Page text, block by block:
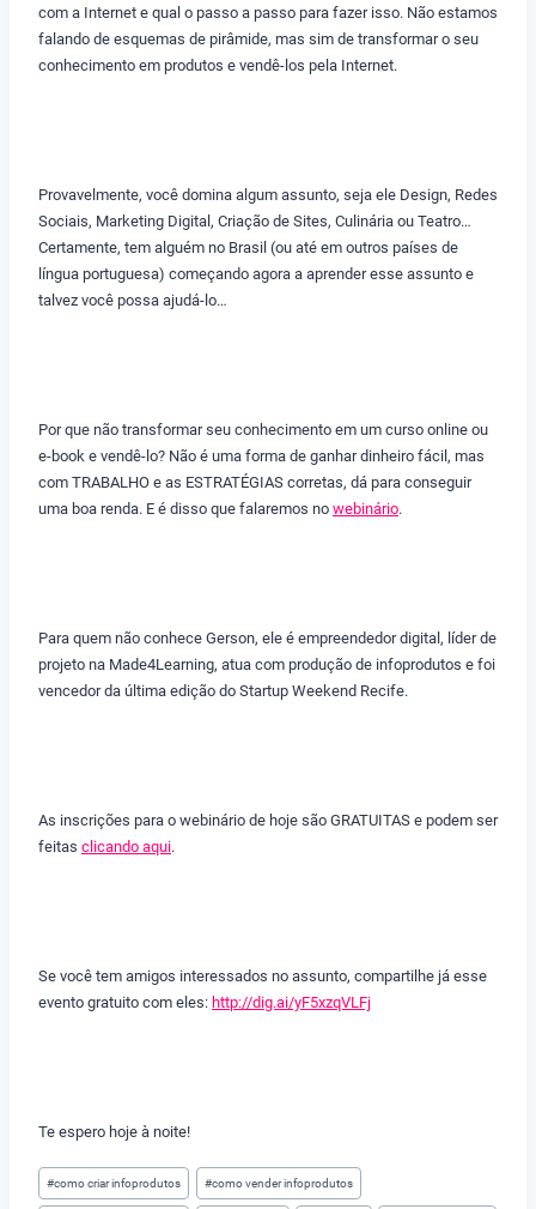
com a Internet e qual o passo a passo para fazer isso. Não estamos
falando de esquemas de pirâmide, mas sim de transformar o seu
conhecimento em produtos e vendê-los pela Internet.
Provavelmente, você domina algum assunto, seja ele Design, Redes
Sociais, Marketing Digital, Criação de Sites, Culinária ou Teatro…
Certamente, tem alguém no Brasil (ou até em outros países de
língua portuguesa) começando agora a aprender esse assunto e
talvez você possa ajudá-lo…
Por que não transformar seu conhecimento em um curso online ou
e-book e vendê-lo? Não é uma forma de ganhar dinheiro fácil, mas
com TRABALHO e as ESTRATÉGIAS corretas, dá para conseguir
uma boa renda. E é disso que falaremos no webinário.
Para quem não conhece Gerson, ele é empreendedor digital, líder de
projeto na Made4Learning, atua com produção de infoprodutos e foi
vencedor da última edição do Startup Weekend Recife.
As inscrições para o webinário de hoje são GRATUITAS e podem ser
feitas clicando aqui.
Se você tem amigos interessados no assunto, compartilhe já esse
evento gratuito com eles: http://dig.ai/yF5xzqVLFj
Te espero hoje à noite!
Tags
do
#como criar infoprodutos #como vender infoprodutos